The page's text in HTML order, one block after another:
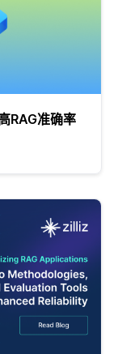
RAG准确率